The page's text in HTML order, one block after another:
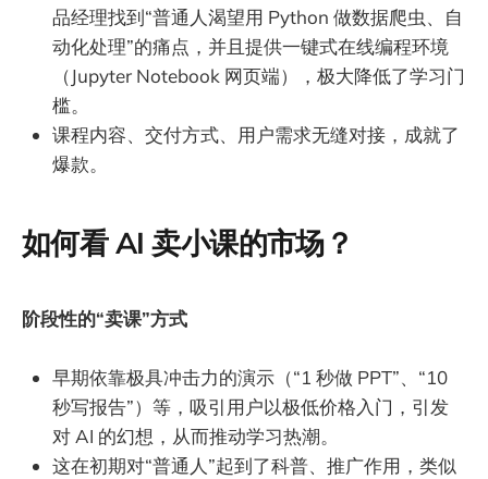
品经理找到“普通人渴望用 Python 做数据爬虫、自
动化处理”的痛点，并且提供一键式在线编程环境
（Jupyter Notebook 网页端），极大降低了学习门
槛。
课程内容、交付方式、用户需求无缝对接，成就了
爆款。
如何看 AI 卖小课的市场？
阶段性的“卖课”方式
早期依靠极具冲击力的演示（“1 秒做 PPT”、“10
秒写报告”）等，吸引用户以极低价格入门，引发
对 AI 的幻想，从而推动学习热潮。
这在初期对“普通人”起到了科普、推广作用，类似